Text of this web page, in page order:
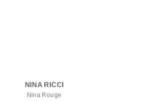
NINA RICCI
Nina Rouge